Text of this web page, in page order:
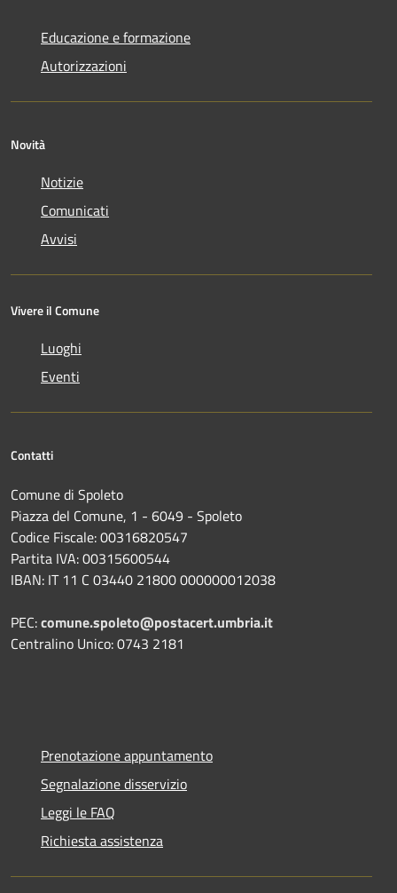
Educazione e formazione
Autorizzazioni
Novità
Notizie
Comunicati
Avvisi
Vivere il Comune
Luoghi
Eventi
Contatti
Comune di Spoleto
Piazza del Comune, 1 - 6049 - Spoleto
Codice Fiscale: 00316820547
Partita IVA: 00315600544
IBAN: IT 11 C 03440 21800 000000012038
PEC:comune.spoleto@postacert.umbria.it
Centralino Unico: 0743 2181
Prenotazione appuntamento
Segnalazione disservizio
Leggi le FAQ
Richiesta assistenza